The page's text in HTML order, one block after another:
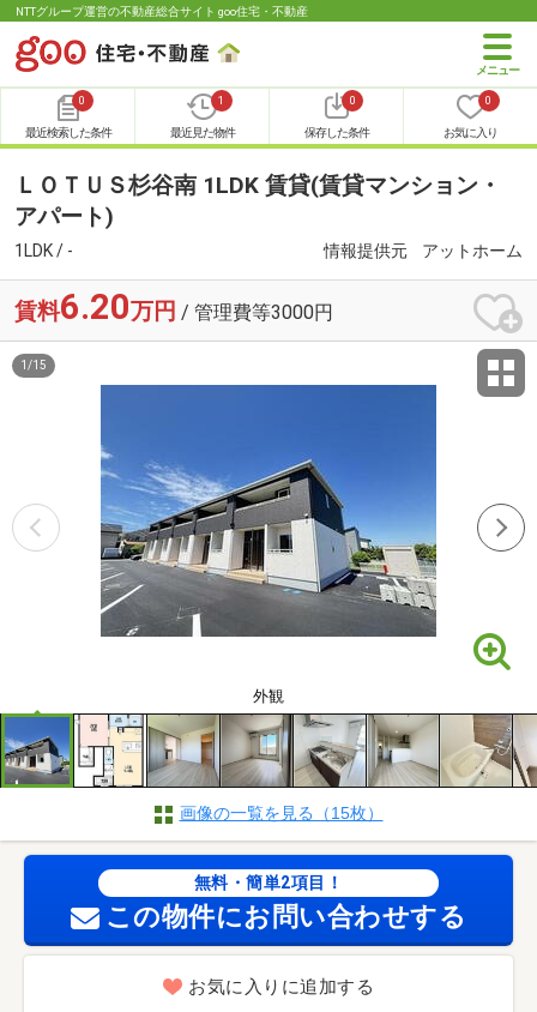
NTTグループ運営の不動産総合サイト goo住宅・不動産
0
最近検索した条件
1
最近見た物件
0
保存した条件
0
お気に入り
ＬＯＴＵＳ杉谷南 1LDK 賃貸(賃貸マンション・
アパート)
1LDK / - 情報提供元 アットホーム
賃料6.20万円 / 管理費等3000円
外観
1 /15
画像の一覧を見る（15枚）
無料・簡単2項目！
この物件にお問い合わせする
お気に入りに追加する